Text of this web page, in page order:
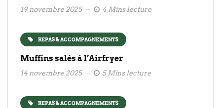
19 novembre 2025 4 Mins lecture
REPAS & ACCOMPAGNEMENTS
Muffins salés à l’Airfryer
14 novembre 2025 5 Mins lecture
REPAS & ACCOMPAGNEMENTS